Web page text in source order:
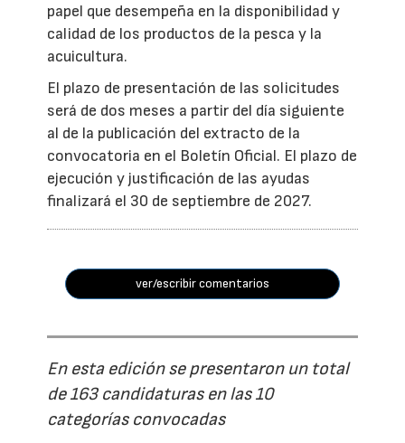
papel que desempeña en la disponibilidad y
calidad de los productos de la pesca y la
acuicultura.
El plazo de presentación de las solicitudes
será de dos meses a partir del día siguiente
al de la publicación del extracto de la
convocatoria en el Boletín Oficial. El plazo de
ejecución y justificación de las ayudas
finalizará el 30 de septiembre de 2027.
ver/escribir comentarios
En esta edición se presentaron un total
de 163 candidaturas en las 10
categorías convocadas